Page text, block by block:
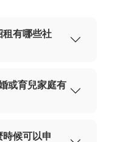
租有哪些社
或育兒家庭有
時候可以申